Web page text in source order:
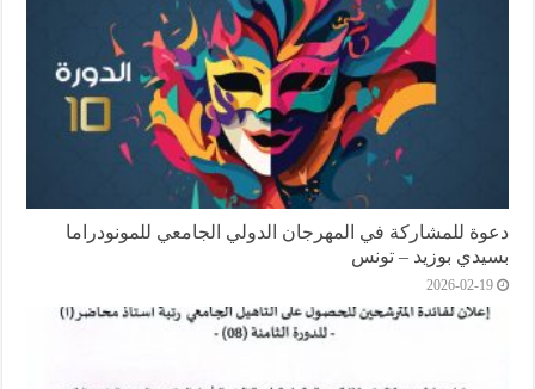
دعوة للمشاركة في المهرجان الدولي الجامعي للمونودراما
بسيدي بوزيد – تونس
2026-02-19